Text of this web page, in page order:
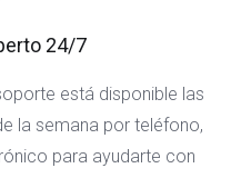
24/7
está disponible las
la semana por teléfono,
para ayudarte con